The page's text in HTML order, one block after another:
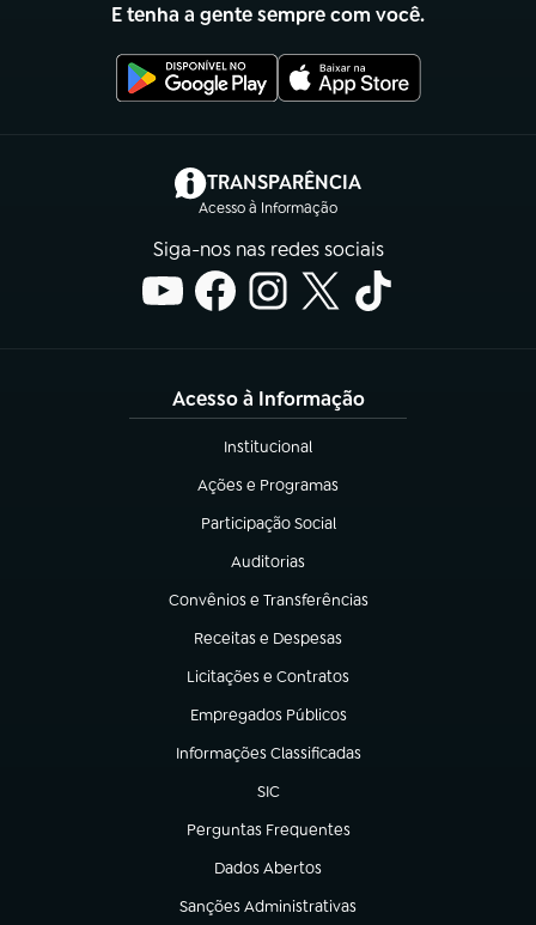
E tenha a gente sempre com você.
TRANSPARÊNCIA
Acesso à Informação
(abre em nova aba)
Siga-nos nas redes sociais
Acesso à Informação
Institucional
(abre em nova aba)
Ações e Programas
(abre em nova aba)
Participação Social
(abre em nova aba)
Auditorias
(abre em nova aba)
Convênios e Transferências
(abre em nova aba)
Receitas e Despesas
(abre em nova aba)
Licitações e Contratos
(abre em nova aba)
Empregados Públicos
(abre em nova aba)
Informações Classificadas
(abre em nova aba)
SIC
(abre em nova aba)
Perguntas Frequentes
(abre em nova aba)
Dados Abertos
(abre em nova aba)
Sanções Administrativas
(abre em nova aba)